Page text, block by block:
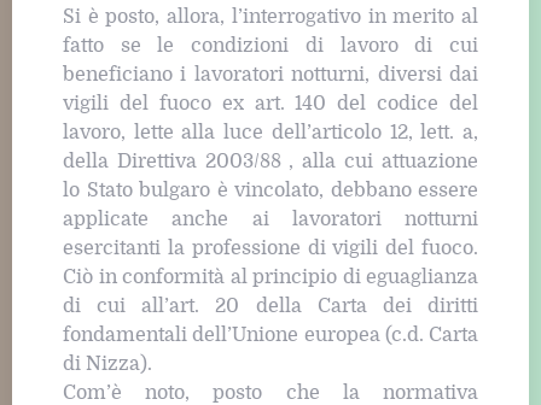
Si è posto, allora, l’interrogativo in merito al
fatto se le condizioni di lavoro di cui
beneficiano i lavoratori notturni, diversi dai
vigili del fuoco ex art. 140 del codice del
lavoro, lette alla luce dell’articolo 12, lett. a,
della Direttiva 2003/88 , alla cui attuazione
lo Stato bulgaro è vincolato, debbano essere
applicate anche ai lavoratori notturni
esercitanti la professione di vigili del fuoco.
Ciò in conformità al principio di eguaglianza
di cui all’art. 20 della Carta dei diritti
fondamentali dell’Unione europea (c.d. Carta
di Nizza).
Com’è noto, posto che la normativa